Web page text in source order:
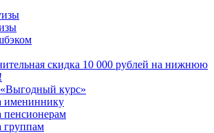
скидка 10 000 рублей на нижнюю
курс»
имениннику
пенсионерам
группам